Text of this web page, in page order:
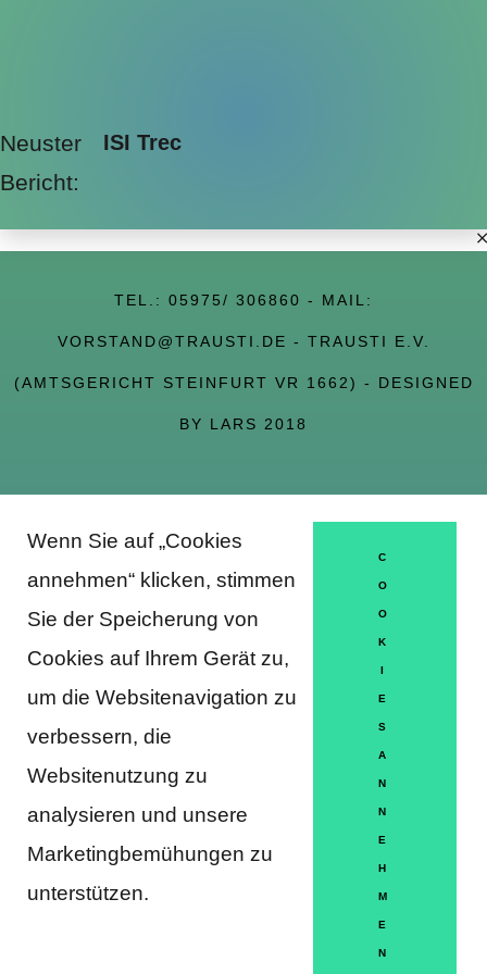
Neuster
Bericht:
ISI Trec
TEL.: 05975/ 306860 - MAIL:
VORSTAND@TRAUSTI.DE - TRAUSTI E.V.
(AMTSGERICHT STEINFURT VR 1662) - DESIGNED
BY LARS 2018
About Trausti e.V.
MITGLIEDSCHAFT
HÄUFIGE FRAGEN
KONTAKT
IMPRESSUM
Wenn Sie auf „Cookies
annehmen“ klicken, stimmen
Sie der Speicherung von
Cookies auf Ihrem Gerät zu,
um die Websitenavigation zu
verbessern, die
Websitenutzung zu
analysieren und unsere
Marketingbemühungen zu
unterstützen.
C
O
O
K
I
E
S
A
N
N
E
H
M
E
N